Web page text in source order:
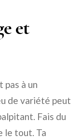
et
pas à un
de variété peut
Fais du
le tout. Ta